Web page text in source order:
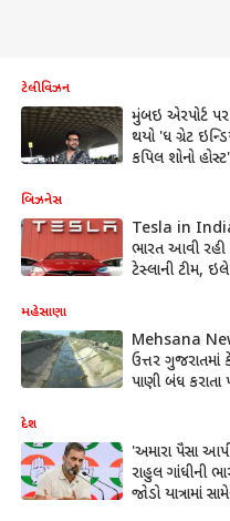
ટેલીવિઝન
મુંબઇ એરપોર્ટ પર
થયો 'ધ ગ્રેટ
કપિલ શોનો
બિઝનેસ
Tesla in
ભારત આવી
ટેસ્લાની ટીમ,
મહેસાણા
Mehsana
ઉત્તર ગુજરાતમાં
પાણી બંધ કરાતા
દેશ
'અમારા પૈસા
રાહુલ ગાંંધીની
જોડો યાત્રામાં